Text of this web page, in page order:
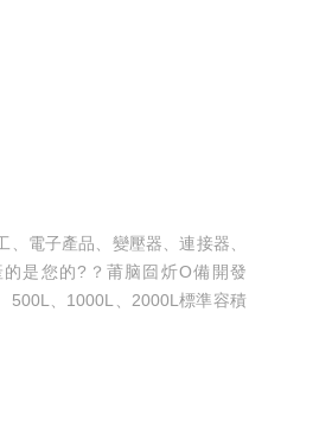
子產品、變壓器、連接器、
是您的?？莆脑囼炘O備開發
500L、1000L、2000L標準容積